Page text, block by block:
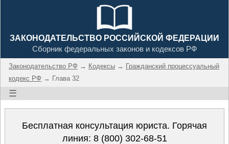
ЗАКОНОДАТЕЛЬСТВО РОССИЙСКОЙ ФЕДЕРАЦИИ
Сборник федеральных законов и кодексов РФ
Законодательство РФ → Кодексы → Гражданский процессуальный
кодекс РФ → Глава 32
☰
Бесплатная консультация юриста. Горячая
линия: 8 (800) 302-68-51